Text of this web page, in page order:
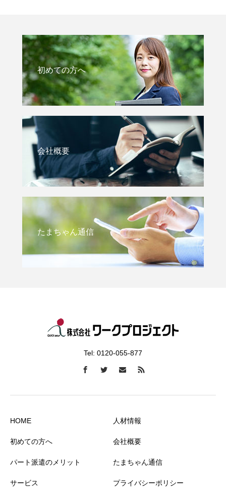
初めての方へ
会社概要
たまちゃん通信
Tel: 0120-055-877
HOME
初めての方へ
パート派遣のメリット
サービス
人材情報
会社概要
たまちゃん通信
プライバシーポリシー